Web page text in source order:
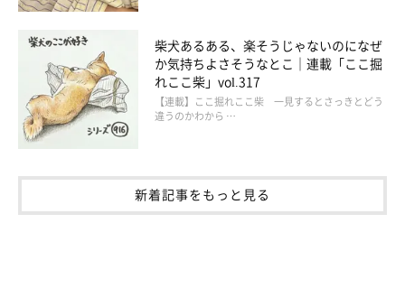
柴犬あるある、楽そうじゃないのになぜ
か気持ちよさそうなとこ｜連載「ここ掘
れここ柴」vol.317
【連載】ここ掘れここ柴 一見するとさっきとどう
違うのかわから …
新着記事をもっと見る